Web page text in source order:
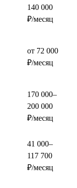
140 000
₽/месяц
от 72 000
₽/месяц
170 000–
200 000
₽/месяц
41 000–
117 700
₽/месяц